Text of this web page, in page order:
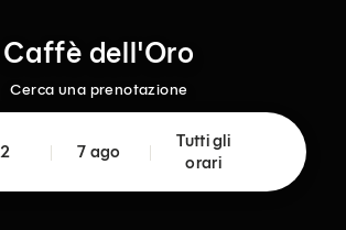
Caffè dell'Oro
Cerca una prenotazione
2 7 ago
Tutti gli
orari